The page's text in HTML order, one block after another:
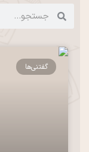
گفتنی‌ها